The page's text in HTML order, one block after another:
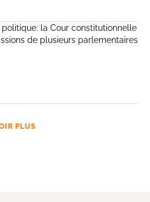
politique: la Cour constitutionnelle
de plusieurs parlementaires
PLUS